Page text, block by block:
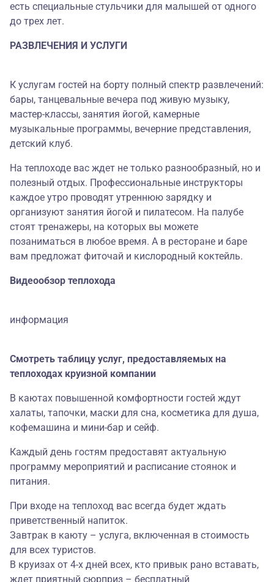
есть специальные стульчики для малышей от одного
до трех лет.
РАЗВЛЕЧЕНИЯ И УСЛУГИ
К услугам гостей на борту полный спектр развлечений:
бары, танцевальные вечера под живую музыку,
мастер-классы, занятия йогой, камерные
музыкальные программы, вечерние представления,
детский клуб.
На теплоходе вас ждет не только разнообразный, но и
полезный отдых. Профессиональные инструкторы
каждое утро проводят утреннюю зарядку и
организуют занятия йогой и пилатесом. На палубе
стоят тренажеры, на которых вы можете
позаниматься в любое время. А в ресторане и баре
вам предложат фиточай и кислородный коктейль.
Видеообзор теплохода
информация
Смотреть таблицу услуг, предоставляемых на
теплоходах круизной компании
В каютах повышенной комфортности гостей ждут
халаты, тапочки, маски для сна, косметика для душа,
кофемашина и мини-бар и сейф.
Каждый день гостям предоставят актуальную
программу мероприятий и расписание стоянок и
питания.
При входе на теплоход вас всегда будет ждать
приветственный напиток.
Завтрак в каюту – услуга, включенная в стоимость
для всех туристов.
В круизах от 4-х дней всех, кто привык рано вставать,
ждет приятный сюрприз – бесплатный